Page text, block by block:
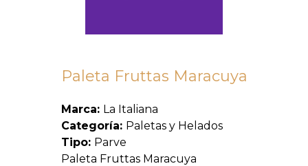
Paleta Fruttas Maracuya
Marca: La Italiana
Categoría: Paletas y Helados
Tipo: Parve
Paleta Fruttas Maracuya